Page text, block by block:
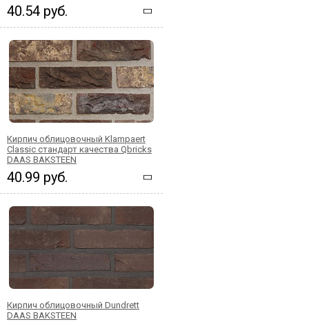
40.54 руб.
Кирпич облицовочный Klampaert
Classic стандарт качества Qbricks
DAAS BAKSTEEN
40.99 руб.
Кирпич облицовочный Dundrett
DAAS BAKSTEEN